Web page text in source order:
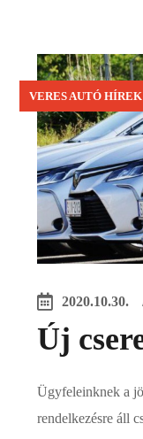
VERES AUTÓ HÍREK
2020.10.30.
Új
Ügyfeleinknek a
rendelkezésre áll